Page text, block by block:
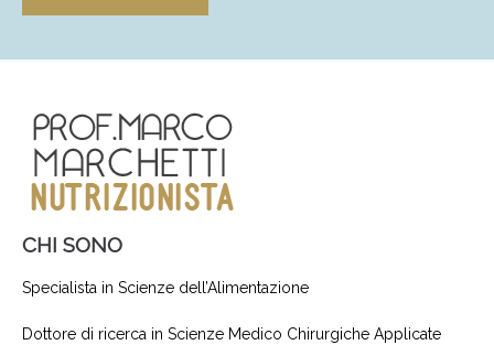
CHI SONO
Specialista in Scienze dell’Alimentazione
Dottore di ricerca in Scienze Medico Chirurgiche Applicate